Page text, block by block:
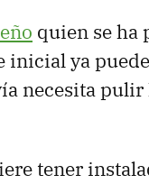
quien se ha
inicial ya
necesita
tener